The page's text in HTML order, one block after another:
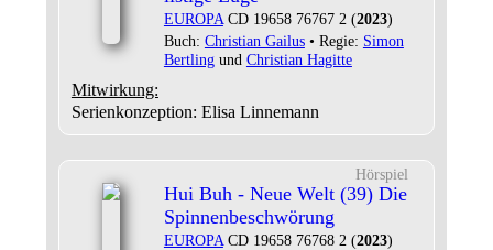
EUROPACD 19658 76767 2 (2023)
Buch: Christian Gailus• Regie: Simon
Bertlingund Christian Hagitte
Mitwirkung:
Serienkonzeption: Elisa Linnemann
Hörspiel
Hui Buh - Neue Welt (39) Die
Spinnenbeschwörung
EUROPACD 19658 76768 2 (2023)